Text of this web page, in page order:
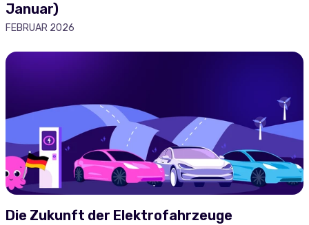
Januar)
FEBRUAR 2026
Die Zukunft der Elektrofahrzeuge